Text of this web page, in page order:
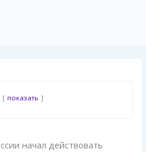
показать
начал действовать